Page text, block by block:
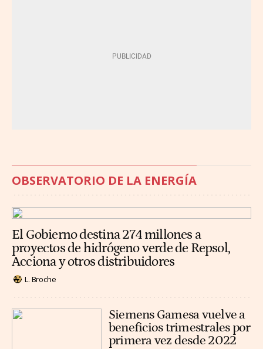
OBSERVATORIO DE LA ENERGÍA
El Gobierno destina 274 millones a
proyectos de hidrógeno verde de Repsol,
Acciona y otros distribuidores
L. Broche
Siemens Gamesa vuelve a
beneficios trimestrales por
primera vez desde 2022